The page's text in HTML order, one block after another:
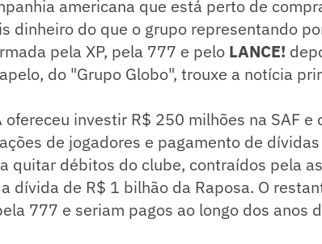
americana que está perto de
dinheiro do que o grupo representando
pela XP, pela 777 e pelo LANCE!
do "Grupo Globo", trouxe a notícia
ofereceu investir R$ 250 milhões na SAF e
de jogadores e pagamento de
quitar débitos do clube, contraídos pela
dívida de R$ 1 bilhão da Raposa. O
777 e seriam pagos ao longo dos anos